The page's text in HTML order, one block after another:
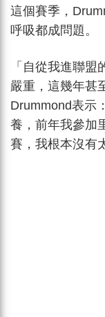
這個賽季，
呼吸都成問題。
「自從我進聯
嚴重，這幾年甚
Drummond表示
養，前年我參加
賽，我根本沒有